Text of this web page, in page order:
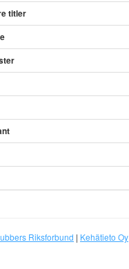
titler
Riksforbund | Kehätieto Oy